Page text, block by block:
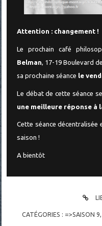
Attention : changement !
Le prochain café
Belman , 17-19 Boulevard
sa prochaine séance le
Le débat de cette séance
une meilleure réponse à
Cette séance
saison !
A bientôt
CATÉGORIES : =>SAISON 9